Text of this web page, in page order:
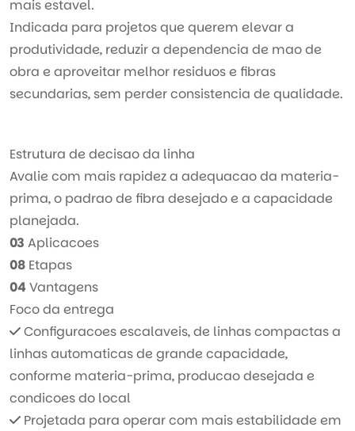
mais estavel.
Indicada para projetos que querem elevar a
produtividade, reduzir a dependencia de mao de
obra e aproveitar melhor residuos e fibras
secundarias, sem perder consistencia de qualidade.
Estrutura de decisao da linha
Avalie com mais rapidez a adequacao da materia-
prima, o padrao de fibra desejado e a capacidade
planejada.
03 Aplicacoes
08 Etapas
04Vantagens
Foco da entrega
Configuracoes escalaveis, de linhas compactas a
linhas automaticas de grande capacidade,
conforme materia-prima, producao desejada e
condicoes do local
Projetada para operar com mais estabilidade em